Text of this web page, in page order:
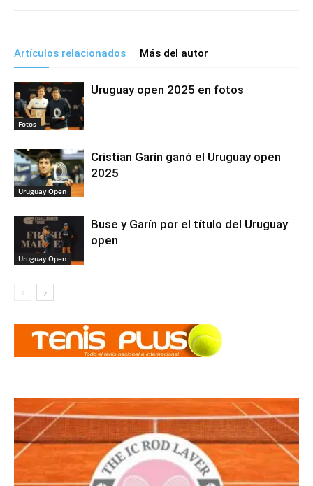
Artículos relacionados Más del autor
Fotos
Uruguay open 2025 en fotos
Uruguay Open
Cristian Garín ganó el Uruguay open
2025
Uruguay Open
Buse y Garín por el título del Uruguay
open